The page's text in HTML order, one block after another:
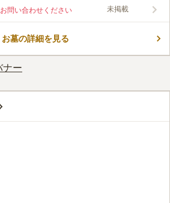
お問い合わせください 未掲載
お墓の詳細を見る